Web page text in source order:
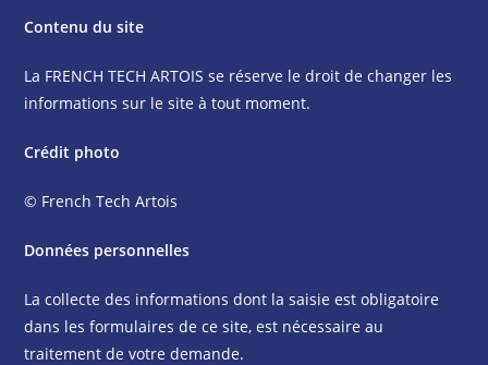
Contenu du site
La FRENCH TECH ARTOIS se réserve le droit de changer les
informations sur le site à tout moment.
Crédit photo
© French Tech Artois
Données personnelles
La collecte des informations dont la saisie est obligatoire
dans les formulaires de ce site, est nécessaire au
traitement de votre demande.